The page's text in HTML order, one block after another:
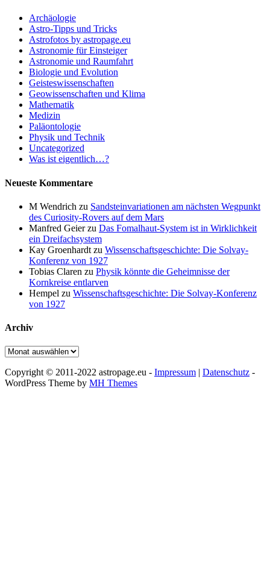
Archäologie
Astro-Tipps und Tricks
Astrofotos by astropage.eu
Astronomie für Einsteiger
Astronomie und Raumfahrt
Biologie und Evolution
Geisteswissenschaften
Geowissenschaften und Klima
Mathematik
Medizin
Paläontologie
Physik und Technik
Uncategorized
Was ist eigentlich…?
Neueste Kommentare
M Wendrich zu Sandsteinvariationen am nächsten Wegpunkt
des Curiosity-Rovers auf dem Mars
Manfred Geierzu Das Fomalhaut-System ist in Wirklichkeit
ein Dreifachsystem
Kay Groenhardt zu Wissenschaftsgeschichte: Die Solvay-
Konferenz von 1927
Tobias Claren zu Physik könnte die Geheimnisse der
Kornkreise entlarven
Hempel zu Wissenschaftsgeschichte: Die Solvay-Konferenz
von 1927
Archiv
Archiv
Copyright © 2011-2022 astropage.eu - Impressum | Datenschutz -
WordPress Theme by MH Themes